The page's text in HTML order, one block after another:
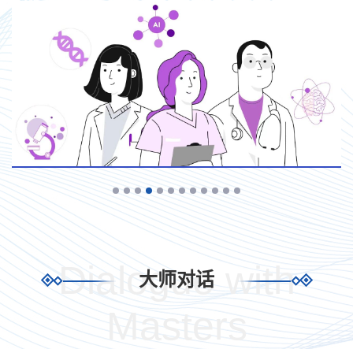
近日，国际顶级学术期刊《Nature》发布专题新闻报道（Nature
News）： AI avatars are reshaping society in China — the law is trying
to catch up，将清华大学智能产业研究院（AIR）研发的 Agent
Hospital 虚拟医院系统作为国内 AI 数字人落地医疗领域的典型案
例，向全球展示我国医工交叉人工智能创新成果。报道指出，当前
国内 AI 数字人技术正深度渗透医疗、教育、消费等领域，产业高速
发展的同时配套监管规则同步完善，而...
Dialogue with
Masters
大师对话